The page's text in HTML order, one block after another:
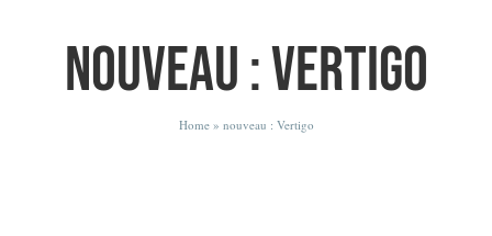
nouveau : Vertigo
Home» nouveau : Vertigo